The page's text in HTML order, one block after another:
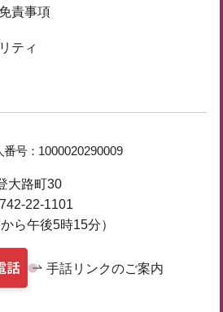
責事項
ティ
号： 1000020290009
大路町30
22-1101
ら午後5時15分）
手話リンクのご案内